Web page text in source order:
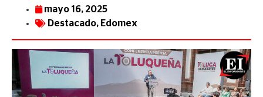
mayo 16, 2025
Destacado, Edomex